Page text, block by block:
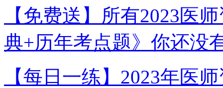
【免费送】所有2023医
典+历年考点题》你还没
【每日一练】2023年医